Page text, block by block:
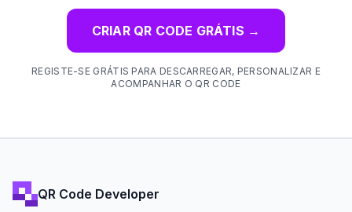
CRIAR QR CODE GRÁTIS →
REGISTE-SE GRÁTIS PARA DESCARREGAR, PERSONALIZAR E
ACOMPANHAR O QR CODE
QR Code Developer